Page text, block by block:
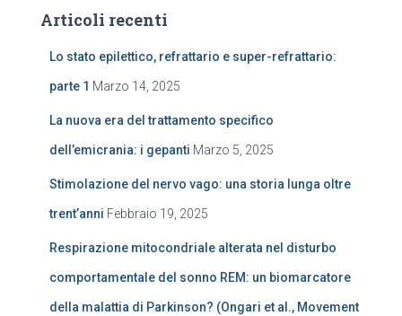
Articoli recenti
Lo stato epilettico, refrattario e super-refrattario:
parte 1 Marzo 14, 2025
La nuova era del trattamento specifico
dell’emicrania: i gepanti Marzo 5, 2025
Stimolazione del nervo vago: una storia lunga oltre
trent’anni Febbraio 19, 2025
Respirazione mitocondriale alterata nel disturbo
comportamentale del sonno REM: un biomarcatore
della malattia di Parkinson? (Ongari et al., Movement